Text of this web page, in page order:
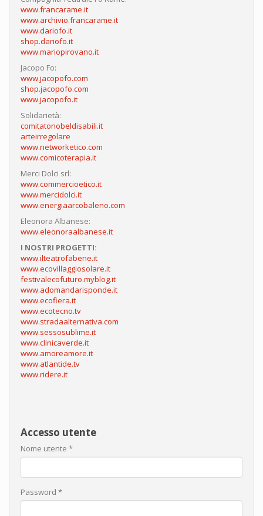
www.francarame.it
www.archivio.francarame.it
www.dariofo.it
shop.dariofo.it
www.mariopirovano.it
Jacopo Fo:
www.jacopofo.com
shop.jacopofo.com
www.jacopofo.it
Solidarietà:
comitatonobeldisabili.it
arteirregolare
www.networketico.com
www.comicoterapia.it
Merci Dolci srl:
www.commercioetico.it
www.mercidolci.it
www.energiaarcobaleno.com
Eleonora Albanese:
www.eleonoraalbanese.it
I NOSTRI PROGETTI:
www.ilteatrofabene.it
www.ecovillaggiosolare.it
festivalecofuturo.myblog.it
www.adomandarisponde.it
www.ecofiera.it
www.ecotecno.tv
www.stradaalternativa.com
www.sessosublime.it
www.clinicaverde.it
www.amoreamore.it
www.atlantide.tv
www.ridere.it
Accesso utente
Nome utente *
Password *